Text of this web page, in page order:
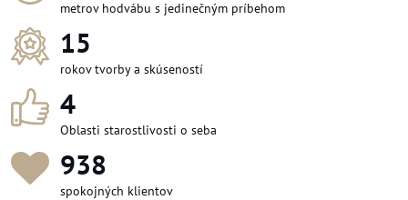
metrov hodvábu s jedinečným príbehom
15
rokov tvorby a skúseností
4
Oblasti starostlivosti o seba
1 001
spokojných klientov